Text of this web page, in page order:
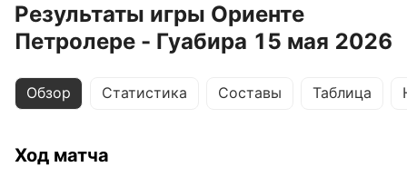
Результаты игры Ориенте
Петролере - Гуабира 15 мая 2026
Обзор Статистика Составы Таблица
Ход матча